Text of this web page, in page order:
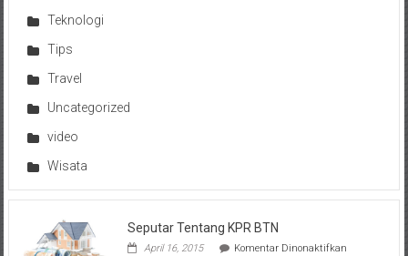
Teknologi
Tips
Travel
Uncategorized
video
Wisata
Seputar Tentang KPR BTN
April 16, 2015 Komentar Dinonaktifkanpada